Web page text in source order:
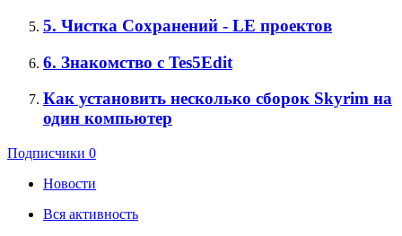
5. Чистка Сохранений - LE проектов
6. Знакомство с Tes5Edit
Как установить несколько сборок Skyrim на
один компьютер
Подписчики 0
Новости
Вся активность